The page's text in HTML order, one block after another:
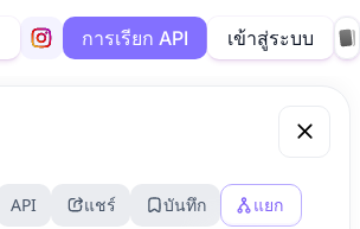
การเรียก API เข้าสู่ระบบ
API แชร์ บันทึก แยก